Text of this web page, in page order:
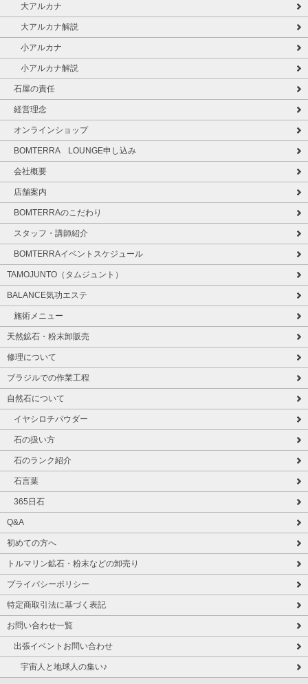
大アルカナ
大アルカナ解説
小アルカナ
小アルカナ解説
石屋の責任
経営理念
オンラインショップ
BOMTERRA LOUNGE申し込み
会社概要
店舗案内
BOMTERRAのこだわり
スタッフ・講師紹介
BOMTERRAイベントスケジュール
TAMOJUNTO（タムジュント）
BALANCE気功エステ
施術メニュー
天然鉱石・粉末卸販売
修理について
ブラジルでの作業工程
自然石について
イヤシロチパウダー
石の扱い方
石のランク紹介
石言葉
365日石
Q&A
初めての方へ
トルマリン鉱石・粉末などの卸売り
プライバシーポリシー
特定商取引法に基づく表記
お問い合わせ一覧
出張イベントお問い合わせ
宇宙人と地球人の集い♪